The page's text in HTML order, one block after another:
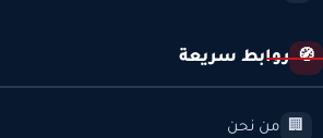
🧭 روابط سريعة
🏢 من نحن